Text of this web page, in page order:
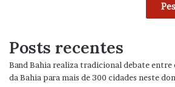
Posts recentes
Band Bahia realiza tradicional debate entre
da Bahia para mais de 300 cidades neste